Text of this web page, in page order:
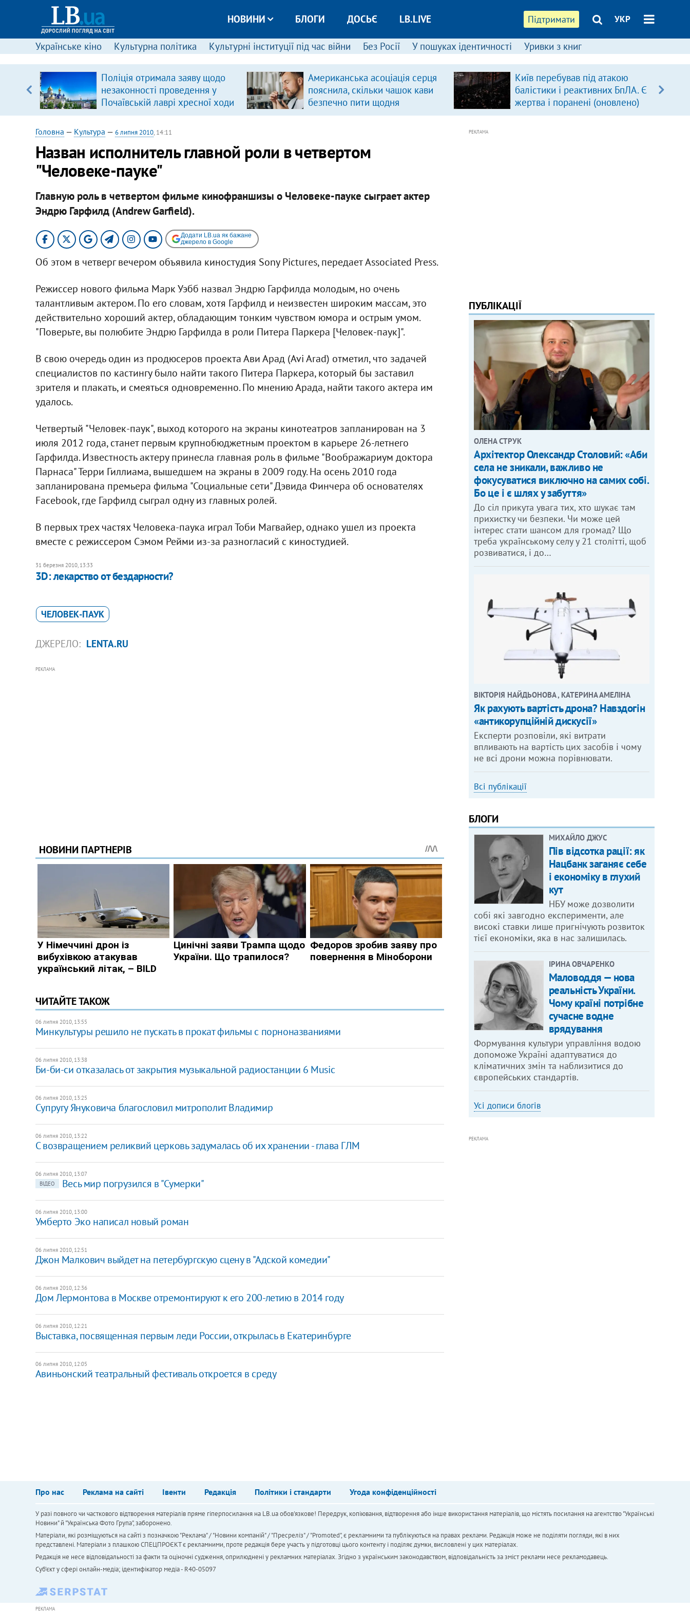
Підтримати УКР
НОВИНИ БЛОГИ ДОСЬЄ LB.LIVE
Українське кіно Культурна політика Культурні інституції під час війни Без Росії У пошуках ідентичності Уривки з книг
Поліція отримала заяву щодо
незаконності проведення у
Почаївській лаврі хресної ходи
Американська асоціація серця
пояснила, скільки чашок кави
безпечно пити щодня
Київ перебував під атакою
балістики і реактивних БпЛА. Є
жертва і поранені (оновлено)
Головна — Культура — 6 липня 2010, 14:11
Назван исполнитель главной роли в четвертом
"Человеке-пауке"
Главную роль в четвертом фильме кинофраншизы о Человеке-пауке сыграет актер
Эндрю Гарфилд (Andrew Garfield).
Додати LB.ua як бажане
джерело в Google
Об этом в четверг вечером объявила киностудия Sony Pictures, передает Associated Press.
Режиссер нового фильма Марк Уэбб назвал Эндрю Гарфилда молодым, но очень
талантливым актером. По его словам, хотя Гарфилд и неизвестен широким массам, это
действительно хороший актер, обладающим тонким чувством юмора и острым умом.
"Поверьте, вы полюбите Эндрю Гарфилда в роли Питера Паркера [Человек-паук]".
В свою очередь один из продюсеров проекта Ави Арад (Avi Arad) отметил, что задачей
специалистов по кастингу было найти такого Питера Паркера, который бы заставил
зрителя и плакать, и смеяться одновременно. По мнению Арада, найти такого актера им
удалось.
Четвертый "Человек-паук", выход которого на экраны кинотеатров запланирован на 3
июля 2012 года, станет первым крупнобюджетным проектом в карьере 26-летнего
Гарфилда. Известность актеру принесла главная роль в фильме "Воображариум доктора
Парнаса" Терри Гиллиама, вышедшем на экраны в 2009 году. На осень 2010 года
запланирована премьера фильма "Социальные сети" Дэвида Финчера об основателях
Facebook, где Гарфилд сыграл одну из главных ролей.
В первых трех частях Человека-паука играл Тоби Магвайер, однако ушел из проекта
вместе с режиссером Сэмом Рейми из-за разногласий с киностудией.
31 березня 2010, 13:33
3D: лекарство от бездарности?
ЧЕЛОВЕК-ПАУК
ДЖЕРЕЛО: LENTA.RU
РЕКЛАМА
ЧИТАЙТЕ ТАКОЖ
06 липня 2010, 13:55
Минкультуры решило не пускать в прокат фильмы с порноназваниями
06 липня 2010, 13:38
Би-би-си отказалась от закрытия музыкальной радиостанции 6 Music
06 липня 2010, 13:25
Супругу Януковича благословил митрополит Владимир
06 липня 2010, 13:22
С возвращением реликвий церковь задумалась об их хранении - глава ГЛМ
06 липня 2010, 13:07
ВІДЕО
Весь мир погрузился в "Сумерки"
06 липня 2010, 13:00
Умберто Эко написал новый роман
06 липня 2010, 12:51
Джон Малкович выйдет на петербургскую сцену в "Адской комедии"
06 липня 2010, 12:36
Дом Лермонтова в Москве отремонтируют к его 200-летию в 2014 году
06 липня 2010, 12:21
Выставка, посвященная первым леди России, открылась в Екатеринбурге
06 липня 2010, 12:05
Авиньонский театральный фестиваль откроется в среду
РЕКЛАМА
ПУБЛІКАЦІЇ
ОЛЕНА СТРУК
Архітектор Олександр Столовий: «Аби
села не зникали, важливо не
фокусуватися виключно на самих собі.
Бо це і є шлях у забуття»
До сіл прикута увага тих, хто шукає там
прихистку чи безпеки. Чи може цей
інтерес стати шансом для громад? Що
треба українському селу у 21 столітті, щоб
розвиватися, і до…
ВІКТОРІЯ НАЙДЬОНОВА , КАТЕРИНА АМЕЛІНА
Як рахують вартість дрона? Навздогін
«антикорупційній дискусії»
Експерти розповіли, які витрати
впливають на вартість цих засобів і чому
не всі дрони можна порівнювати.
Всі публікації
БЛОГИ
МИХАЙЛО ДЖУС
Пів відсотка рації: як
Нацбанк заганяє себе
і економіку в глухий
кут
НБУ може дозволити
собі які завгодно експерименти, але
високі ставки лише пригнічують розвиток
тієї економіки, яка в нас залишилась.
ІРИНА ОВЧАРЕНКО
Маловоддя — нова
реальність України.
Чому країні потрібне
сучасне водне
врядування
Формування культури управління водою
допоможе Україні адаптуватися до
кліматичних змін та наблизитися до
європейських стандартів.
Усі дописи блогів
РЕКЛАМА
Про нас Реклама на сайті Івенти Редакція Політики і стандарти Угода конфіденційності
У разі повного чи часткового відтворення матеріалів пряме гіперпосилання на LB.ua обов'язкове! Передрук, копіювання, відтворення або інше використання матеріалів, що містять посилання на агентство "Українськi
Новини" й "Українська Фото Група", заборонено.
Матеріали, які розміщуються на сайті з позначкою "Реклама" / "Новини компаній" / "Пресреліз" / "Promoted", є рекламними та публікуються на правах реклами. Редакція може не поділяти погляди, які в них
представлені. Матеріали з плашкою СПЕЦПРОЄКТ є рекламними, проте редакція бере участь у підготовці цього контенту і поділяє думки, висловлені у цих матеріалах.
Редакція не несе відповідальності за факти та оціночні судження, оприлюднені у рекламних матеріалах. Згідно з українським законодавством, відповідальність за зміст реклами несе рекламодавець.
Cуб'єкт у сфері онлайн-медіа; ідентифікатор медіа - R40-05097
РЕКЛАМА